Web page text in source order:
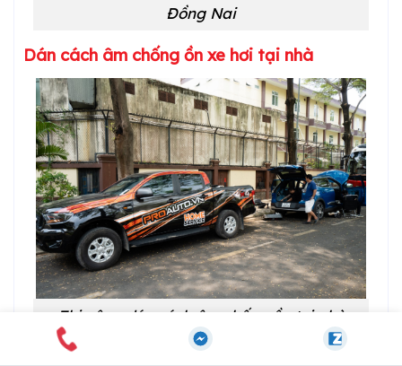
Đồng Nai
Dán cách âm chống ồn xe hơi tại nhà
Thi công dán cách âm chống ồn tại nhà
Nhằm tạo điều kiện cho các khách hàng